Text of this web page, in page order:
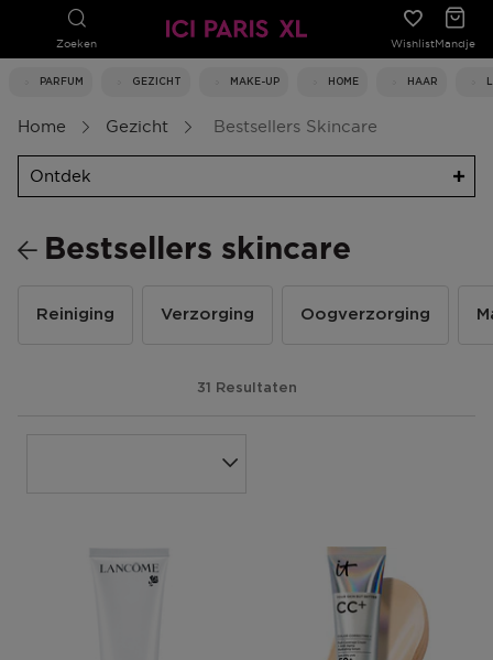
Zoeken WishlistMandje
PARFUM GEZICHT MAKE-UP HOME HAAR
Home Gezicht Bestsellers Skincare
Ontdek
Bestsellers skincare
Reiniging Verzorging Oogverzorging
31 Resultaten